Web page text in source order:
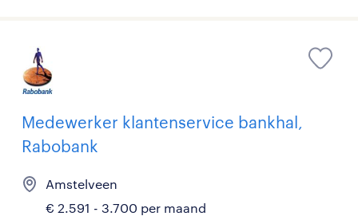
Medewerker klantenservice bankhal,
Rabobank
Amstelveen
€ 2.591 - 3.700 per maand